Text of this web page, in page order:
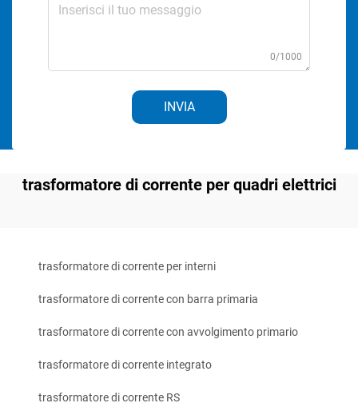
0/1000
INVIA
trasformatore di corrente per quadri elettrici
trasformatore di corrente per interni
trasformatore di corrente con barra primaria
trasformatore di corrente con avvolgimento primario
trasformatore di corrente integrato
trasformatore di corrente RS